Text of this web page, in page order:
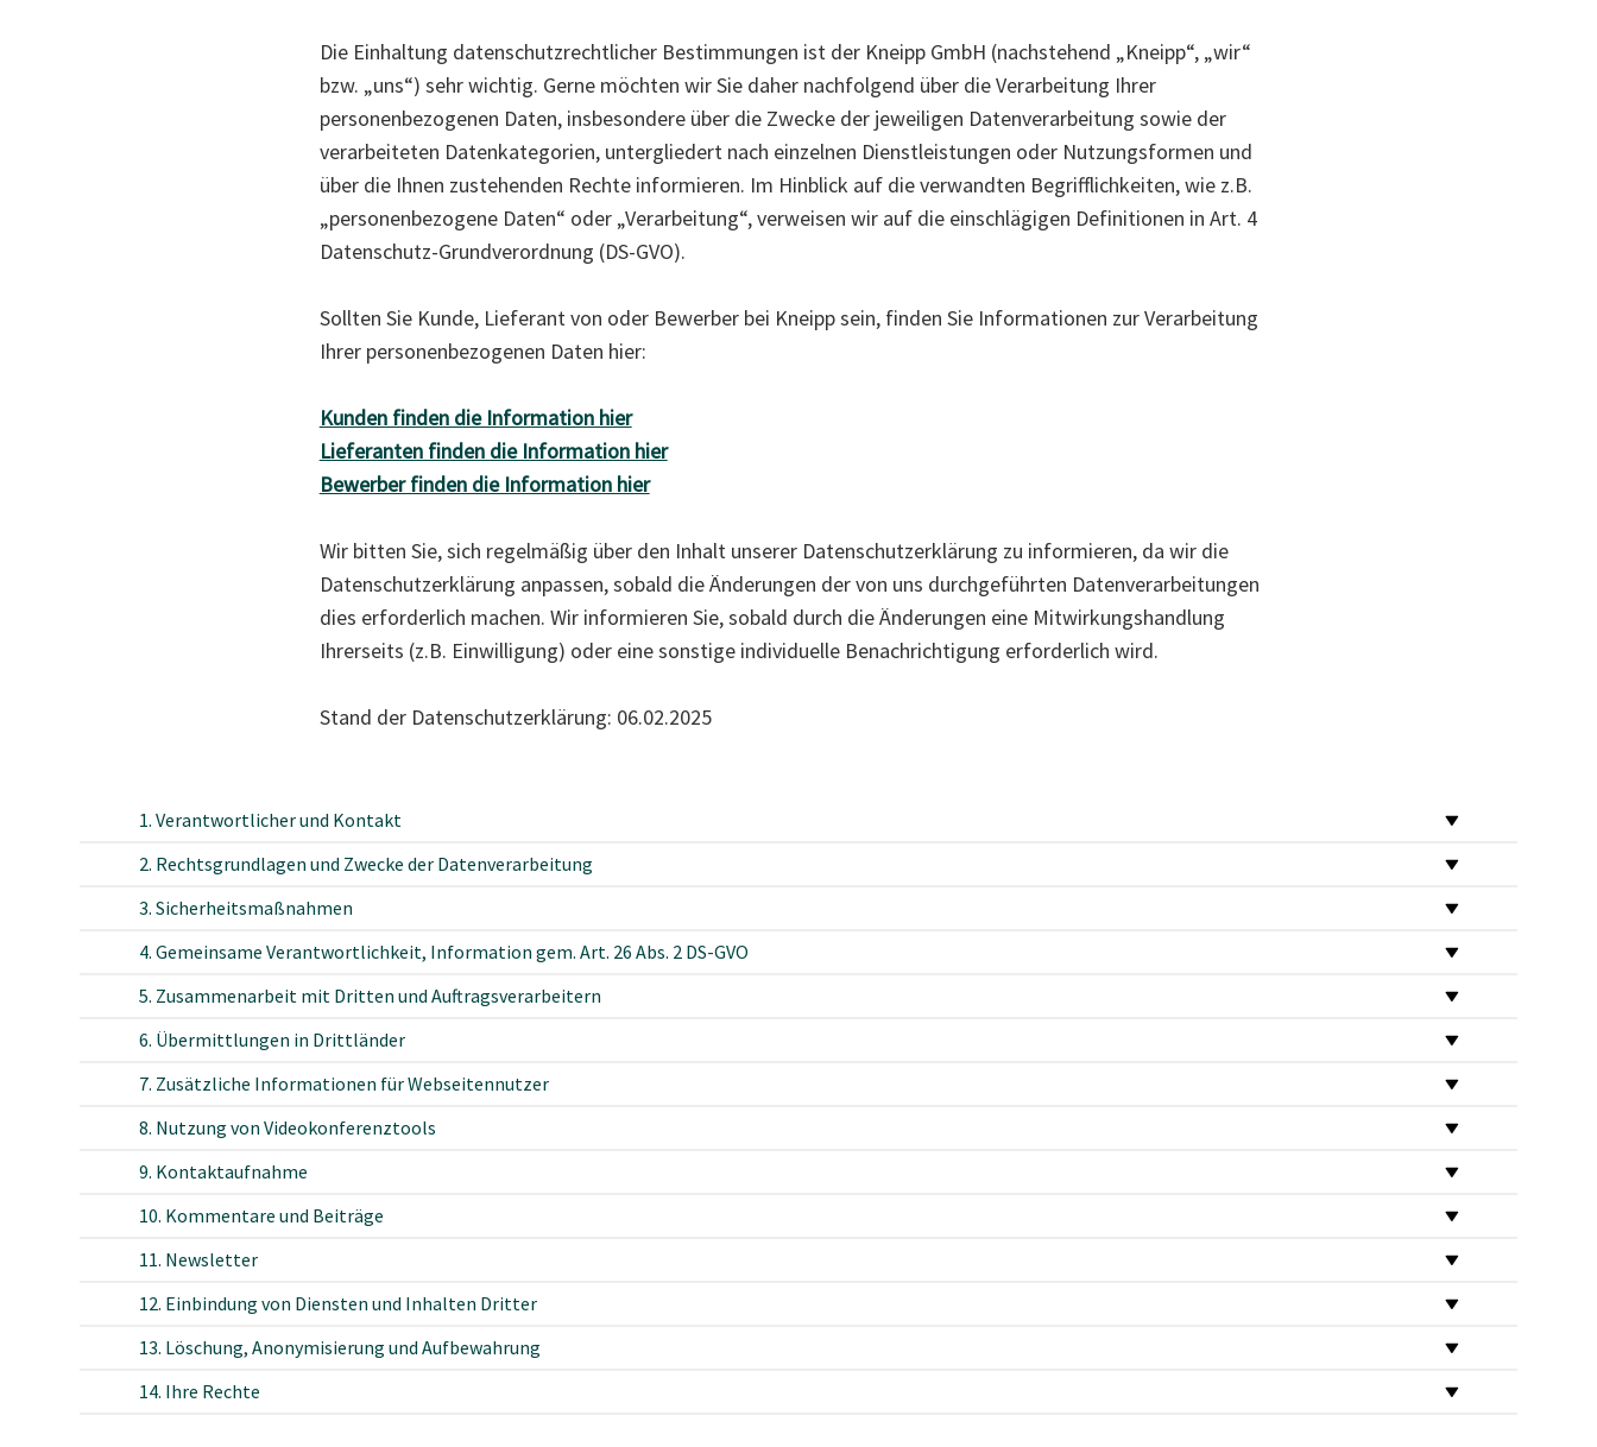
Die Einhaltung datenschutzrechtlicher Bestimmungen ist der Kneipp GmbH (nachstehend „Kneipp“, „wir“
bzw. „uns“) sehr wichtig. Gerne möchten wir Sie daher nachfolgend über die Verarbeitung Ihrer
personenbezogenen Daten, insbesondere über die Zwecke der jeweiligen Datenverarbeitung sowie der
verarbeiteten Datenkategorien, untergliedert nach einzelnen Dienstleistungen oder Nutzungsformen und
über die Ihnen zustehenden Rechte informieren. Im Hinblick auf die verwandten Begrifflichkeiten, wie z.B.
„personenbezogene Daten“ oder „Verarbeitung“, verweisen wir auf die einschlägigen Definitionen in Art. 4
Datenschutz-Grundverordnung (DS-GVO).
Sollten Sie Kunde, Lieferant von oder Bewerber bei Kneipp sein, finden Sie Informationen zur Verarbeitung
Ihrer personenbezogenen Daten hier:
Kunden finden die Information hier
Lieferanten finden die Information hier
Bewerber finden die Information hier
Wir bitten Sie, sich regelmäßig über den Inhalt unserer Datenschutzerklärung zu informieren, da wir die
Datenschutzerklärung anpassen, sobald die Änderungen der von uns durchgeführten Datenverarbeitungen
dies erforderlich machen. Wir informieren Sie, sobald durch die Änderungen eine Mitwirkungshandlung
Ihrerseits (z.B. Einwilligung) oder eine sonstige individuelle Benachrichtigung erforderlich wird.
Stand der Datenschutzerklärung: 06.02.2025
1. Verantwortlicher und Kontakt
2. Rechtsgrundlagen und Zwecke der Datenverarbeitung
3. Sicherheitsmaßnahmen
4. Gemeinsame Verantwortlichkeit, Information gem. Art. 26 Abs. 2 DS-GVO
5. Zusammenarbeit mit Dritten und Auftragsverarbeitern
6. Übermittlungen in Drittländer
7. Zusätzliche Informationen für Webseitennutzer
8. Nutzung von Videokonferenztools
9. Kontaktaufnahme
10. Kommentare und Beiträge
11. Newsletter
12. Einbindung von Diensten und Inhalten Dritter
13. Löschung, Anonymisierung und Aufbewahrung
14. Ihre Rechte